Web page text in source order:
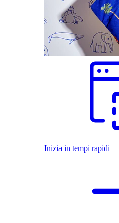
Inizia in tempi rapidi